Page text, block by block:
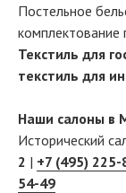
Постельное
комплектование
Текстиль для
текстиль для
Наши салоны в
Исторический
2 | +7 (495) 225-
54-49